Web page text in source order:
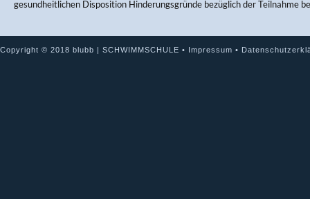
gesundheitlichen Disposition Hinderungsgründe bezüglich der Teilnahme
Copyright © 2018 blubb | SCHWIMMSCHULE • Impressum •